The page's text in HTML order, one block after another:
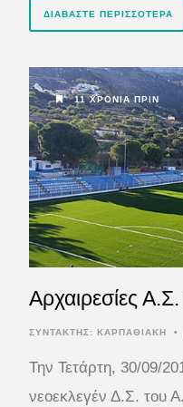
ΔΙΑΒΆΣΤΕ ΠΕΡΙΣΣΌΤΕΡΑ
11 ΧΡΌΝΙΑ ΠΡΙΝ
Αρχαιρεσίες
ΣΥΝΤΆΚΤΗΣ: ΚΑΡΠΑΘΙΑΚΗ •
Την Τετάρτη, 30/09/
νεοεκλεγέν Δ.Σ. του